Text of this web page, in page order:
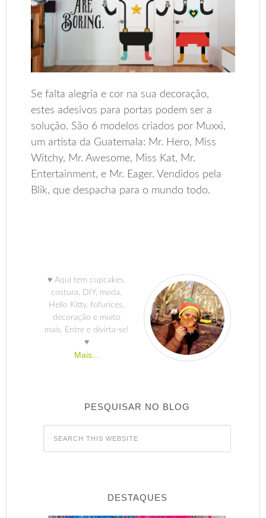
Se falta alegria e cor na sua decoração,
estes adesivos para portas podem ser a
solução. São 6 modelos criados por Muxxi,
um artista da Guatemala: Mr. Hero, Miss
Witchy, Mr. Awesome, Miss Kat, Mr.
Entertainment, e Mr. Eager. Vendidos pela
Blik, que despacha para o mundo todo.
♥ Aqui tem cupcakes,
costura, DIY, moda,
Hello Kitty, fofurices,
decoração e muito
mais. Entre e divirta-se!
♥
Mais...
PESQUISAR NO BLOG
DESTAQUES